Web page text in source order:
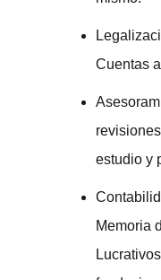
Cuentas
estudio y
Memoria